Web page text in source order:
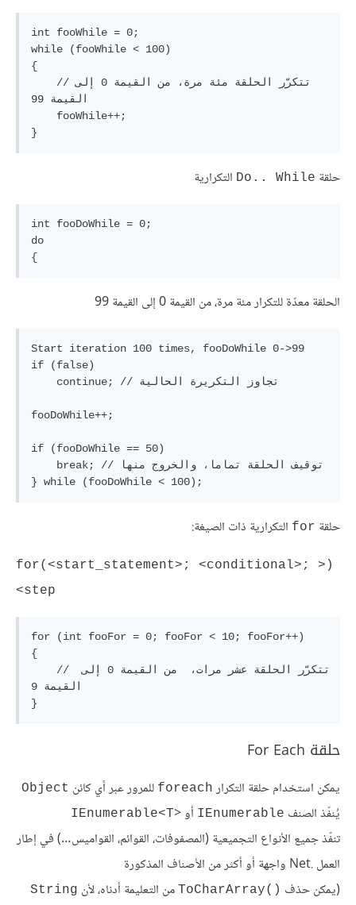
int fooWhile = 0;
while (fooWhile < 100)
{
القيمة 99
حلقة Do.. While التكرارية
int fooDoWhile = 0;
do
الحلقة معدّة للتكرار مئة مرة، من القيمة 0 إلى القيمة 99
Start iteration 100 times, fooDoWhile 0->99
if (false)
fooDoWhile++;
if (fooDoWhile == 50)
حلقة for التكرارية ذات الصيغة:
(<for(<start_statement>; <conditional>;
<step
for (int fooFor = 0; fooFor < 10; fooFor++)
{
القيمة 9
حلقة For Each
يمكن استخدام حلقة التكرار foreach للمرور عبر أي كائن Object
يُنفّذ الصنف IEnumerable أو <IEnumerable<T
تنفّذ جميع الأنواع التجميعية (المصفوفات، القوائم، القواميس…) في إطار
العمل .Net واجهة أو أكثر من الأصناف المذكورة
(يمكن حذف ()ToCharArray من التعليمة أدناه، لأن String